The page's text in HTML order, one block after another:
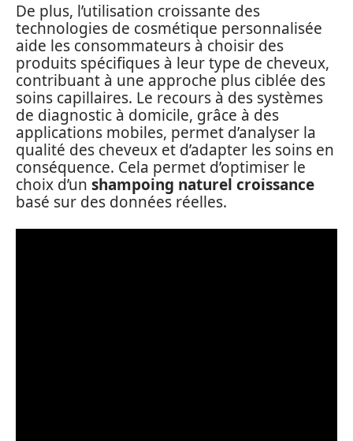
De plus, l’utilisation croissante des
technologies de cosmétique personnalisée
aide les consommateurs à choisir des
produits spécifiques à leur type de cheveux,
contribuant à une approche plus ciblée des
soins capillaires. Le recours à des systèmes
de diagnostic à domicile, grâce à des
applications mobiles, permet d’analyser la
qualité des cheveux et d’adapter les soins en
conséquence. Cela permet d’optimiser le
choix d’un shampoing naturel croissance
basé sur des données réelles.